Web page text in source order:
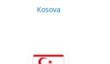
Kosova